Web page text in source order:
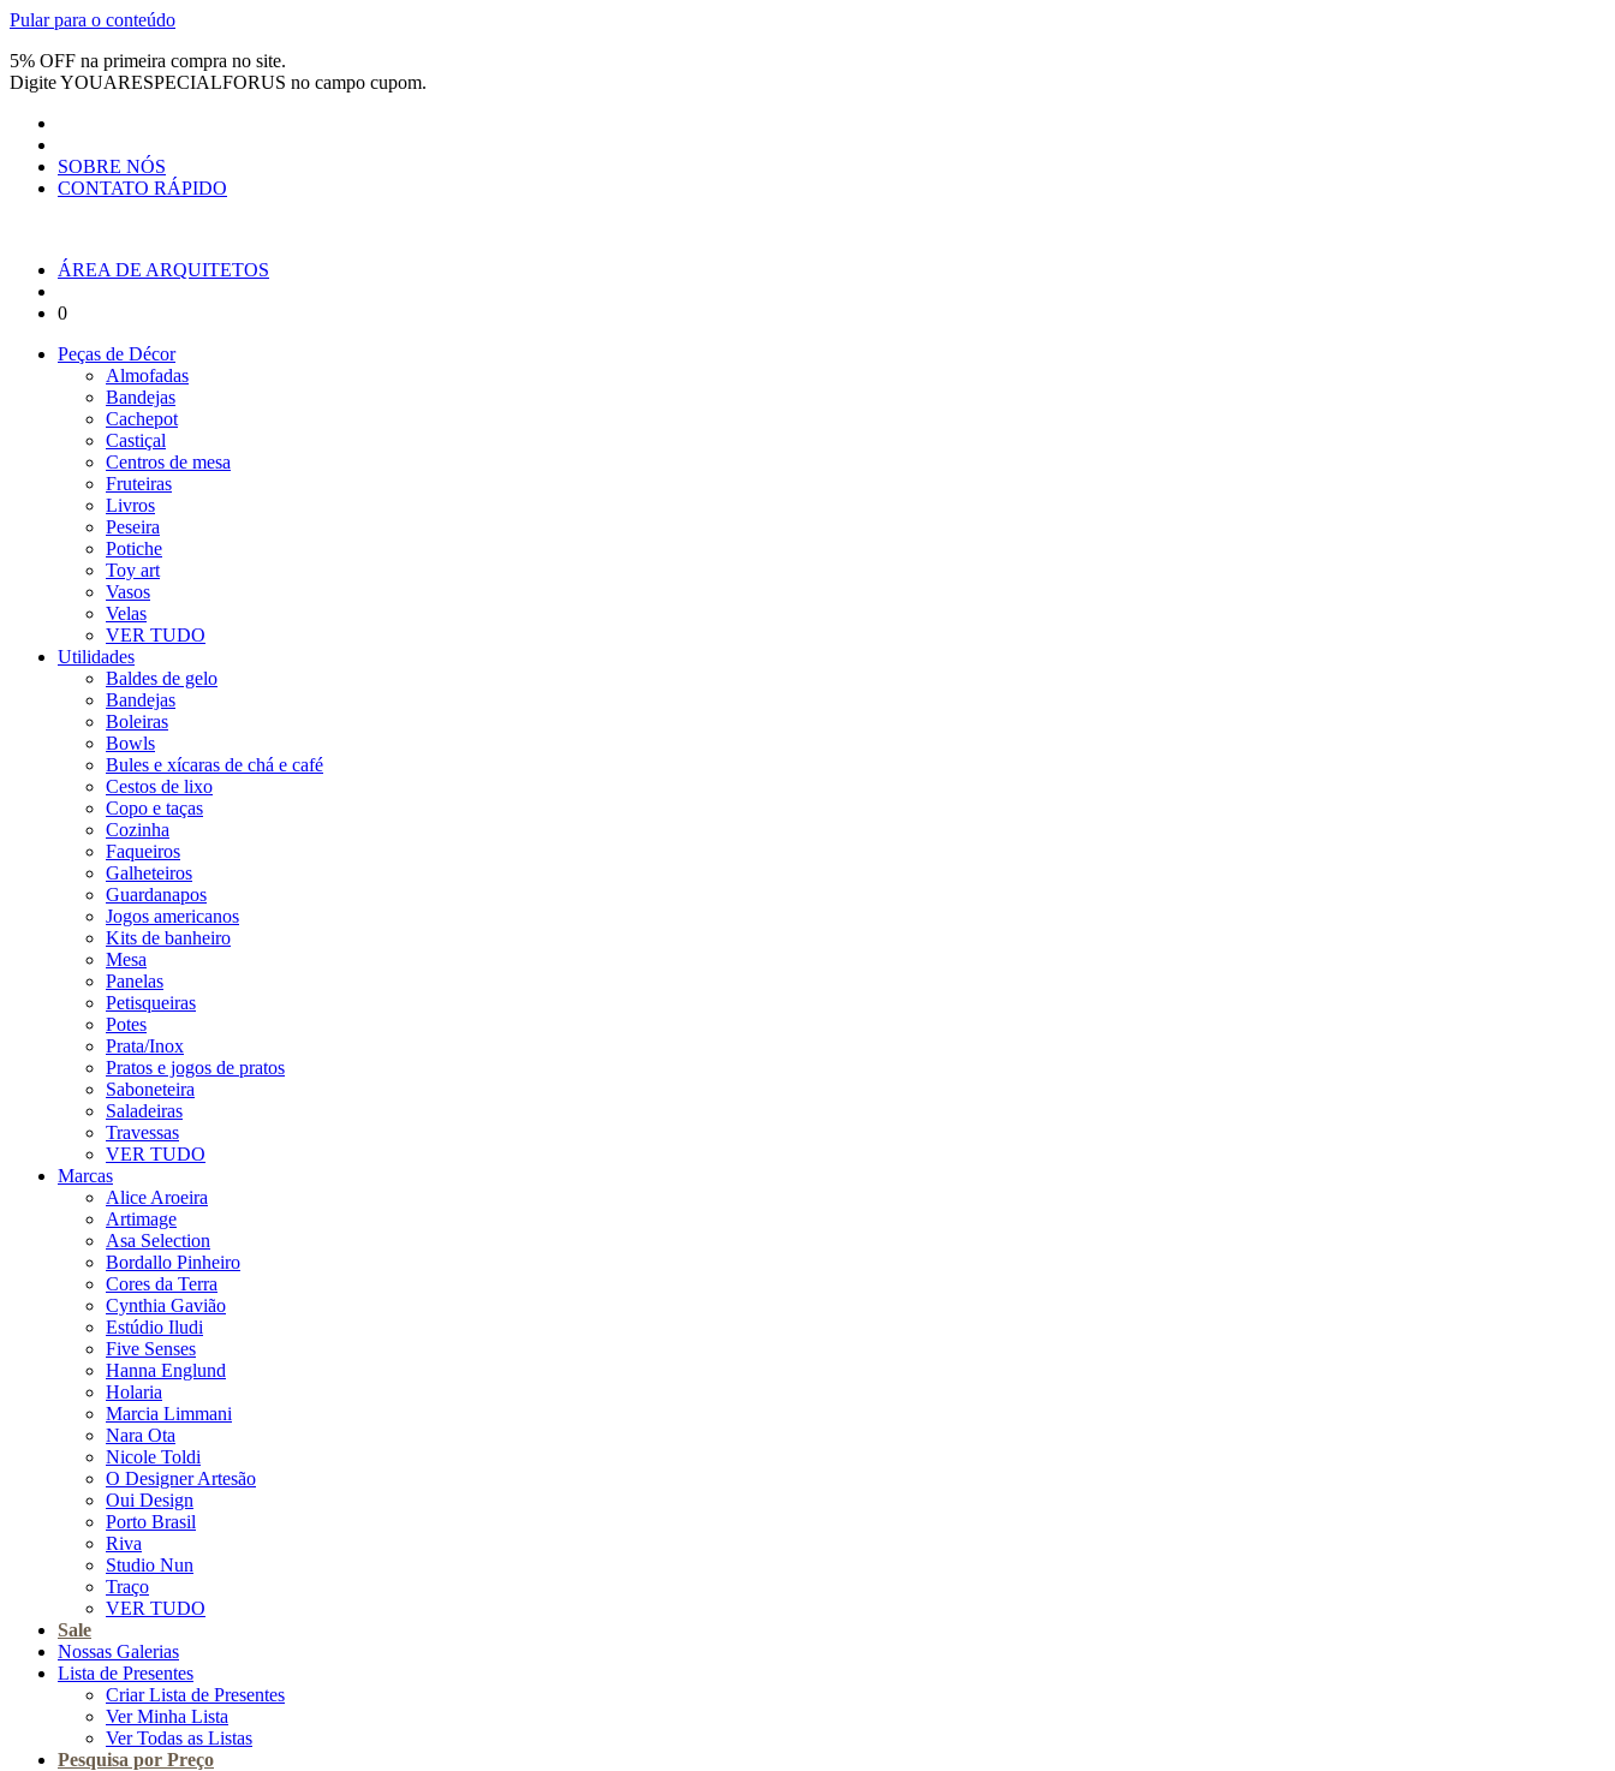
Pular para o conteúdo
5% OFF na primeira compra no site.
DigiteYOUARESPECIALFORUS no campo cupom.
SOBRE NÓS
CONTATO RÁPIDO
ÁREA DE ARQUITETOS
0
Peças de Décor
Almofadas
Bandejas
Cachepot
Castiçal
Centros de mesa
Fruteiras
Livros
Peseira
Potiche
Toy art
Vasos
Velas
VER TUDO
Utilidades
Baldes de gelo
Bandejas
Boleiras
Bowls
Bules e xícaras de chá e café
Cestos de lixo
Copo e taças
Cozinha
Faqueiros
Galheteiros
Guardanapos
Jogos americanos
Kits de banheiro
Mesa
Panelas
Petisqueiras
Potes
Prata/Inox
Pratos e jogos de pratos
Saboneteira
Saladeiras
Travessas
VER TUDO
Marcas
Alice Aroeira
Artimage
Asa Selection
Bordallo Pinheiro
Cores da Terra
Cynthia Gavião
Estúdio Iludi
Five Senses
Hanna Englund
Holaria
Marcia Limmani
Nara Ota
Nicole Toldi
O Designer Artesão
Oui Design
Porto Brasil
Riva
Studio Nun
Traço
VER TUDO
Sale
Nossas Galerias
Lista de Presentes
Criar Lista de Presentes
Ver Minha Lista
Ver Todas as Listas
Pesquisa por Preço